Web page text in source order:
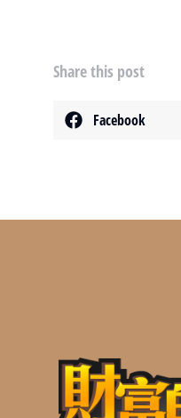
Share this post
Facebook